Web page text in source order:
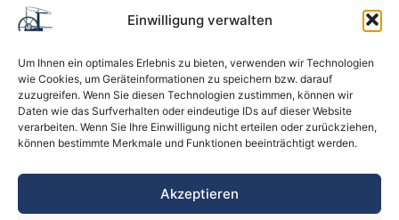
Einwilligung verwalten
Um Ihnen ein optimales Erlebnis zu bieten, verwenden wir Technologien
wie Cookies, um Geräteinformationen zu speichern bzw. darauf
zuzugreifen. Wenn Sie diesen Technologien zustimmen, können wir
Daten wie das Surfverhalten oder eindeutige IDs auf dieser Website
verarbeiten. Wenn Sie Ihre Einwilligung nicht erteilen oder zurückziehen,
können bestimmte Merkmale und Funktionen beeinträchtigt werden.
Akzeptieren
Förderanträgen, Dokumentenvorlagen und
Geschäftstexten. Schnell, präzise und individuell.
Startseite Kontakt Impressum
Datenschutzerklärung